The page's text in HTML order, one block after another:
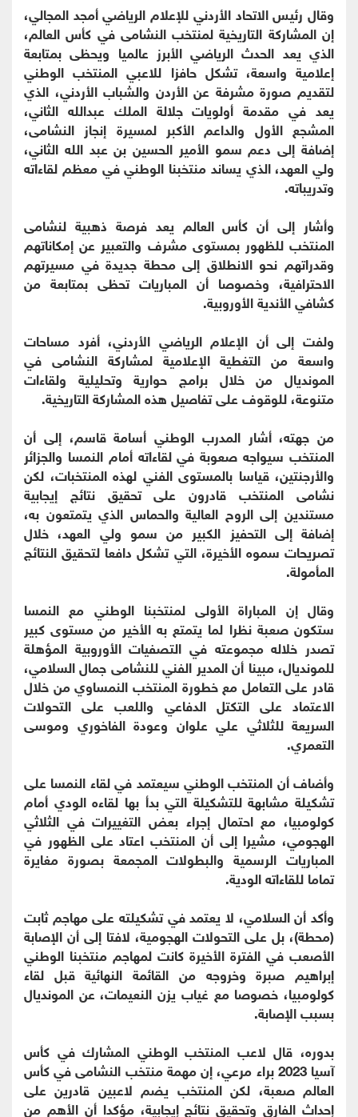
وقال رئيس الاتحاد الأردني للإعلام الرياضي أمجد المجالي،
إن المشاركة التاريخية لمنتخب النشامى في كأس العالم،
الذي يعد الحدث الرياضي الأبرز عالميا ويحظى بمتابعة
إعلامية واسعة، تشكل حافزا للاعبي المنتخب الوطني
لتقديم صورة مشرفة عن الأردن والشباب الأردني، الذي
يعد في مقدمة أولويات جلالة الملك عبدالله الثاني،
المشجع الأول والداعم الأكبر لمسيرة إنجاز النشامى،
إضافة إلى دعم سمو الأمير الحسين بن عبد الله الثاني،
ولي العهد، الذي يساند منتخبنا الوطني في معظم لقاءاته
وتدريباته.
وأشار إلى أن كأس العالم يعد فرصة ذهبية لنشامى
المنتخب للظهور بمستوى مشرف والتعبير عن إمكاناتهم
وقدراتهم نحو الانطلاق إلى محطة جديدة في مسيرتهم
الاحترافية، وخصوصا أن المباريات تحظى بمتابعة من
كشافي الأندية الأوروبية.
ولفت إلى أن الإعلام الرياضي الأردني، أفرد مساحات
واسعة من التغطية الإعلامية لمشاركة النشامى في
المونديال من خلال برامج حوارية وتحليلية ولقاءات
متنوعة، للوقوف على تفاصيل هذه المشاركة التاريخية.
من جهته، أشار المدرب الوطني أسامة قاسم، إلى أن
المنتخب سيواجه صعوبة في لقاءاته أمام النمسا والجزائر
والأرجنتين، قياسا بالمستوى الفني لهذه المنتخبات، لكن
نشامى المنتخب قادرون على تحقيق نتائج إيجابية
مستندين إلى الروح العالية والحماس الذي يتمتعون به،
إضافة إلى التحفيز الكبير من سمو ولي العهد، خلال
تصريحات سموه الأخيرة، التي تشكل دافعا لتحقيق النتائج
المأمولة.
وقال إن المباراة الأولى لمنتخبنا الوطني مع النمسا
ستكون صعبة نظرا لما يتمتع به الأخير من مستوى كبير
تصدر خلاله مجموعته في التصفيات الأوروبية المؤهلة
للمونديال، مبينا أن المدير الفني للنشامى جمال السلامي،
قادر على التعامل مع خطورة المنتخب النمساوي من خلال
الاعتماد على التكتل الدفاعي واللعب على التحولات
السريعة للثلاثي علي علوان وعودة الفاخوري وموسى
التعمري.
وأضاف أن المنتخب الوطني سيعتمد في لقاء النمسا على
تشكيلة مشابهة للتشكيلة التي بدأ بها لقاءه الودي أمام
كولومبيا، مع احتمال إجراء بعض التغييرات في الثلاثي
الهجومي، مشيرا إلى أن المنتخب اعتاد على الظهور في
المباريات الرسمية والبطولات المجمعة بصورة مغايرة
تماما للقاءاته الودية.
وأكد أن السلامي، لا يعتمد في تشكيلته على مهاجم ثابت
(محطة)، بل على التحولات الهجومية، لافتا إلى أن الإصابة
الأصعب في الفترة الأخيرة كانت لمهاجم منتخبنا الوطني
إبراهيم صبرة وخروجه من القائمة النهائية قبل لقاء
كولومبيا، خصوصا مع غياب يزن النعيمات، عن المونديال
بسبب الإصابة.
بدوره، قال لاعب المنتخب الوطني المشارك في كأس
آسيا 2023 براء مرعي، إن مهمة منتخب النشامى في كأس
العالم صعبة، لكن المنتخب يضم لاعبين قادرين على
إحداث الفارق وتحقيق نتائج إيجابية، مؤكدا أن الأهم من